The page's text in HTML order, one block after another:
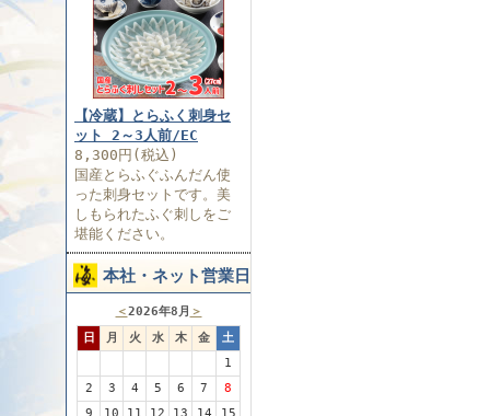
【冷蔵】とらふく刺身セ
ット 2～3人前/EC
8,300円(税込)
国産とらふぐふんだん使
った刺身セットです。美
しもられたふぐ刺しをご
堪能ください。
本社・ネット営業日
＜2026年8月 ＞
日
月 火 水 木 金
土
1
2
3 4 5 6 7
8